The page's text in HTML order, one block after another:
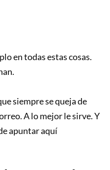
en todas estas cosas.
siempre se queja de
A lo mejor le sirve. Y
apuntar aquí